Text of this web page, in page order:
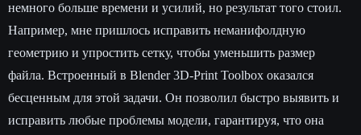
немного больше времени и усилий, но результат того стоил.
Например, мне пришлось исправить неманифолдную
геометрию и упростить сетку, чтобы уменьшить размер
файла. Встроенный в Blender 3D-Print Toolbox оказался
бесценным для этой задачи. Он позволил быстро выявить и
исправить любые проблемы модели, гарантируя, что она